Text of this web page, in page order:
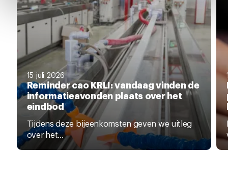
het ronde cookie-instellingenicoontje linksonder op de
pagina.
15 juli 2026
Reminder cao KRLI: vandaag vinden de
informatieavonden plaats over het
eindbod
Tijdens deze bijeenkomsten geven we uitleg
over het...